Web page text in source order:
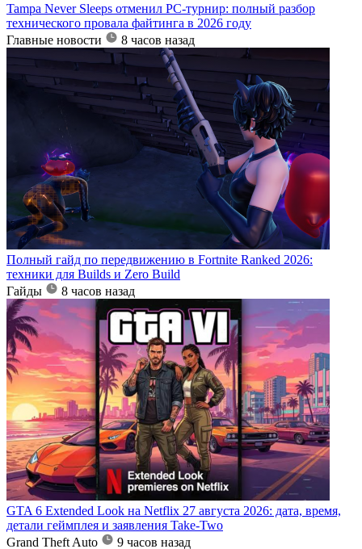
Tampa Never Sleeps отменил PC-турнир: полный разбор
технического провала файтинга в 2026 году
Главные новости
8 часов назад
Полный гайд по передвижению в Fortnite Ranked 2026:
техники для Builds и Zero Build
Гайды
8 часов назад
GTA 6 Extended Look на Netflix 27 августа 2026: дата, время,
детали геймплея и заявления Take-Two
Grand Theft Auto
9 часов назад